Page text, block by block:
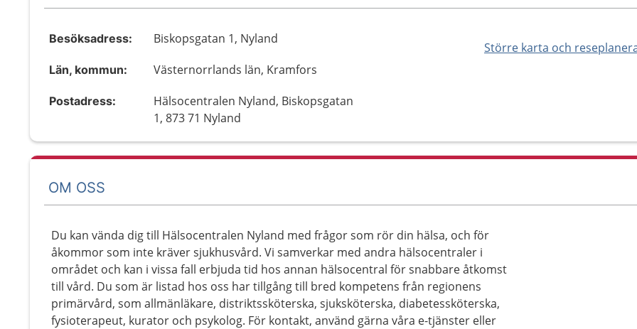
Större karta och
Besöksadress: Biskopsgatan 1, Nyland
Län, kommun: Västernorrlands län, Kramfors
Postadress:
Hälsocentralen Nyland, Biskopsgatan
1, 873 71 Nyland
OM OSS
Du kan vända dig till Hälsocentralen Nyland med frågor som rör din hälsa, och för
åkommor som inte kräver sjukhusvård. Vi samverkar med andra hälsocentraler i
området och kan i vissa fall erbjuda tid hos annan hälsocentral för snabbare åtkomst
till vård. Du som är listad hos oss har tillgång till bred kompetens från regionens
primärvård, som allmänläkare, distriktssköterska, sjuksköterska, diabetessköterska,
fysioterapeut, kurator och psykolog. För kontakt, använd gärna våra e-tjänster eller